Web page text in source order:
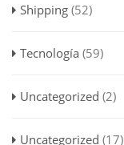
Shipping (52)
Tecnología (59)
Uncategorized (2)
Uncategorized (17)